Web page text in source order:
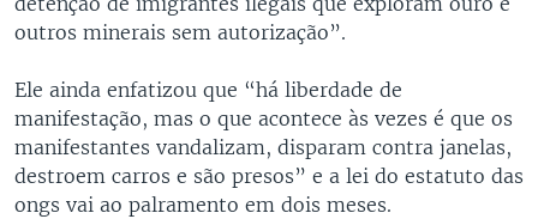
outros minerais sem autorização”.
Ele ainda enfatizou que “há liberdade de
manifestação, mas o que acontece às vezes é que os
manifestantes vandalizam, disparam contra janelas,
destroem carros e são presos” e a lei do estatuto das
ongs vai ao palramento em dois meses.